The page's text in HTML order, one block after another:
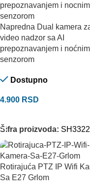
Napredna Dual kamera
video nadzor sa AI
prepoznavanjem i noćnim
senzorom
Dostupno
4.900 RSD
Šifra proizvoda:
Rotirajuća PTZ IP Wifi
Sa E27 Grlom